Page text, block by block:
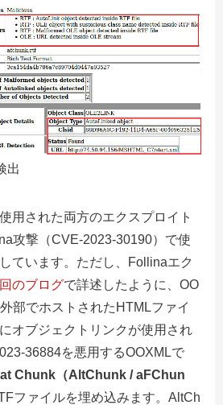
出
用された両方のエクスプロイト
攻撃（CVE-2023-30190）で使
ています。ただし、Follinaエク
のブログで詳述したように、OO
部でホストされたHTMLファイ
オブジェクトリンクが使用され
36884を悪用するOOXMLで
Chunk（AltChunk / aFChun
ファイルを埋め込みます。AltCh